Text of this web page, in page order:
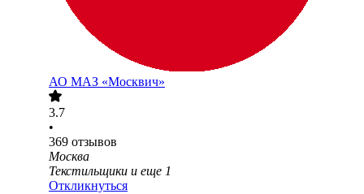
АО МАЗ «Москвич»
3.7
•
369 отзывов
Москва
Текстильщики и еще 1
Откликнуться